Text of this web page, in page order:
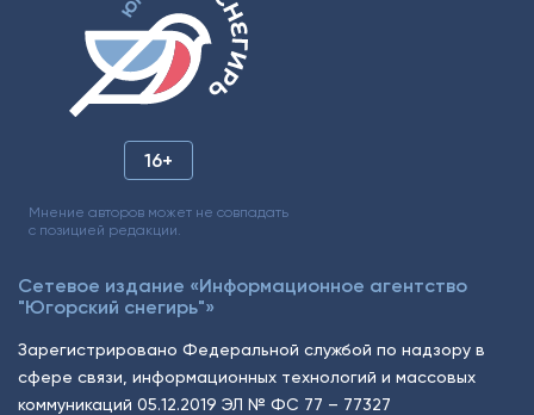
16+
Мнение авторов может не совпадать
с позицией редакции.
Сетевое издание «Информационное агентство
"Югорский снегирь"»
Зарегистрировано Федеральной службой по надзору в
сфере связи, информационных технологий и массовых
коммуникаций 05.12.2019 ЭЛ № ФС 77 – 77327